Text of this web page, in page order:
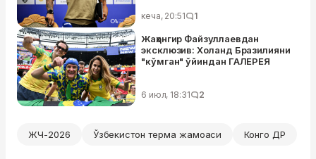
кеча, 20:51 1
Жаҳонгир Файзуллаевдан
эксклюзив: Холанд Бразилияни
"кўмган" ўйиндан ГАЛЕРЕЯ
6 июл, 18:31 2
ЖЧ-2026 Ўзбекистон терма жамоаси Конго ДР